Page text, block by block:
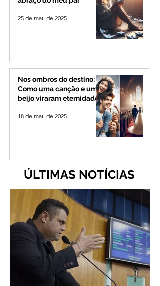
25 de mai. de 2025
Nos ombros do destino:
Como uma canção e um
beijo viraram eternidade
18 de mai. de 2025
ÚLTIMAS NOTÍCIAS